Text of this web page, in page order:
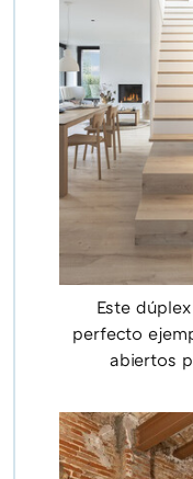
Este
perfecto
abiertos